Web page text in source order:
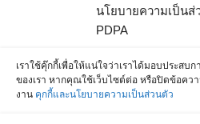
นโยบายความเป็นส่
PDPA
เราใช้คุ๊กกี้เพื่อให้แน่ใจว่าเราได้มอบประสบ
ของเรา หากคุณใช้เว็บไซต์ต่อ หรือปิดข้อคว
งาน คุกกี้และนโยบายความเป็นส่วนตัว
มิถุนายน 2026
ประกาศฉบับที่ 9 เรื่อง กำหนดรับ
30 มิถุนายน 2569 5 มิถุนายน
สำหรับสมาชิก สส.ชสอ โหลด
พฤษภาคม 2026